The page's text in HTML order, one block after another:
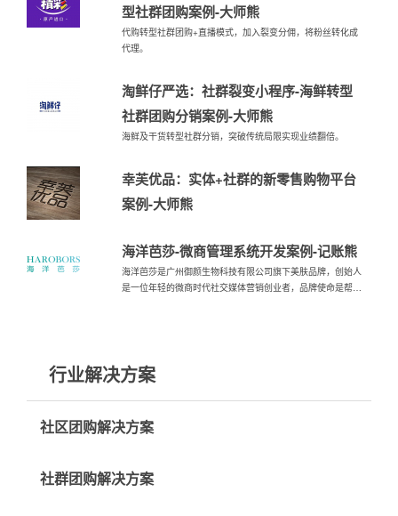
型社群团购案例-大师熊
代购转型社群团购+直播模式，加入裂变分佣，将粉丝转化成
代理。
淘鲜仔严选：社群裂变小程序-海鲜转型
社群团购分销案例-大师熊
海鲜及干货转型社群分销，突破传统局限实现业绩翻倍。
幸芙优品：实体+社群的新零售购物平台
案例-大师熊
海洋芭莎-微商管理系统开发案例-记账熊
海洋芭莎是广州御颜生物科技有限公司旗下美肤品牌，创始人
是一位年轻的微商时代社交媒体营销创业者，品牌使命是帮助
行业解决方案
社区团购解决方案
社群团购解决方案